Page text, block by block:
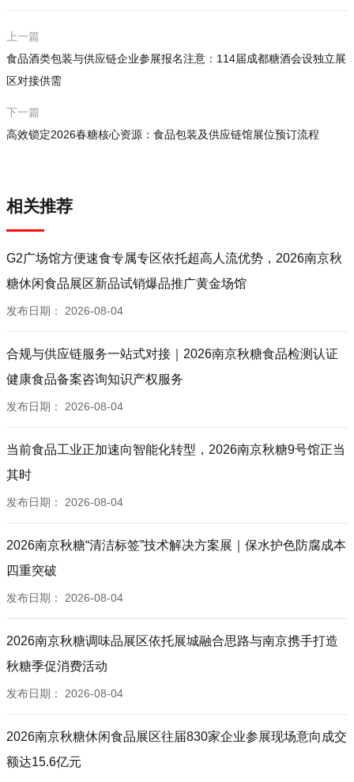
上一篇
食品酒类包装与供应链企业参展报名注意：114届成都糖酒会设独立展
区对接供需
下一篇
高效锁定2026春糖核心资源：食品包装及供应链馆展位预订流程
相关推荐
G2广场馆方便速食专属专区依托超高人流优势，2026南京秋
糖休闲食品展区新品试销爆品推广黄金场馆
发布日期： 2026-08-04
合规与供应链服务一站式对接｜2026南京秋糖食品检测认证
健康食品备案咨询知识产权服务
发布日期： 2026-08-04
当前食品工业正加速向智能化转型，2026南京秋糖9号馆正当
其时
发布日期： 2026-08-04
2026南京秋糖“清洁标签”技术解决方案展｜保水护色防腐成本
四重突破
发布日期： 2026-08-04
2026南京秋糖调味品展区依托展城融合思路与南京携手打造
秋糖季促消费活动
发布日期： 2026-08-04
2026南京秋糖休闲食品展区往届830家企业参展现场意向成交
额达15.6亿元